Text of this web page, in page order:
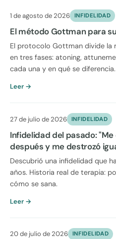
1 de agosto de 2026 INFIDELIDAD
El método Gottman para
El protocolo Gottman divide la
en tres fases: atoning,
cada una y en qué se diferencia.
Leer →
27 de julio de 2026 INFIDELIDAD
Infidelidad del pasado:
después y me destrozó
Descubrió una infidelidad que
años. Historia real de terapia:
cómo se sana.
Leer →
20 de julio de 2026 INFIDELIDAD